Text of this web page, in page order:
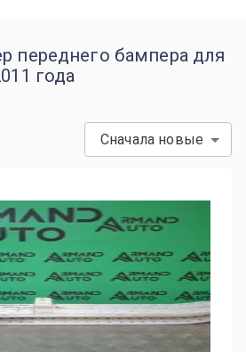
переднего бампера для
года
Сначала новые